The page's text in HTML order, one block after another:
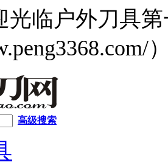
光临户外刀具
高级搜索